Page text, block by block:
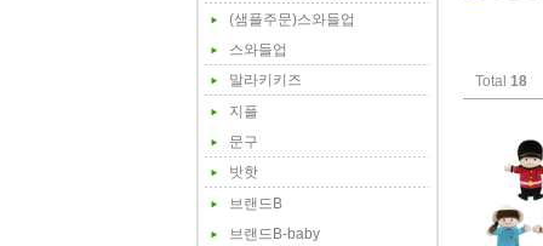
(샘플주문)스와들업
스와들업
말라키키즈
지플
문구
밧핫
브랜드B
브랜드B-baby
Total 18